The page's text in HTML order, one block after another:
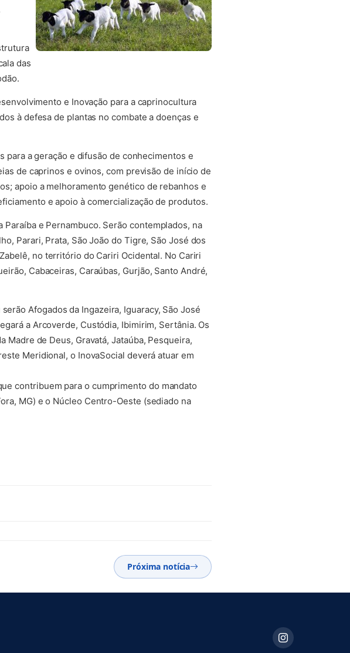
das
e Inovação para a caprinocultura
à defesa de plantas no combate a doenças e
a geração e difusão de conhecimentos e
de caprinos e ovinos, com previsão de início de
apoio a melhoramento genético de rebanhos e
e apoio à comercialização de produtos.
e Pernambuco. Serão contemplados, na
Parari, Prata, São João do Tigre, São José dos
no território do Cariri Ocidental. No Cariri
Cabaceiras, Caraúbas, Gurjão, Santo André,
Afogados da Ingazeira, Iguaracy, São José
a Arcoverde, Custódia, Ibimirim, Sertânia. Os
Madre de Deus, Gravatá, Jataúba, Pesqueira,
Meridional, o InovaSocial deverá atuar em
contribuem para o cumprimento do mandato
MG) e o Núcleo Centro-Oeste (sediado na
Próxima notícia